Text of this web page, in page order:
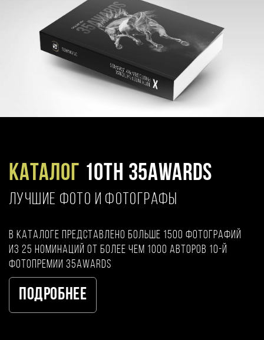
Каталог 10TH 35AWARDS
ЛУЧШИЕ ФОТО И ФОТОГРАФЫ
В каталоге представлено больше 1500 фотографий
из 25 номинаций от более чем 1000 авторов 10-й
фотопремии 35AWARDS
Подробнее